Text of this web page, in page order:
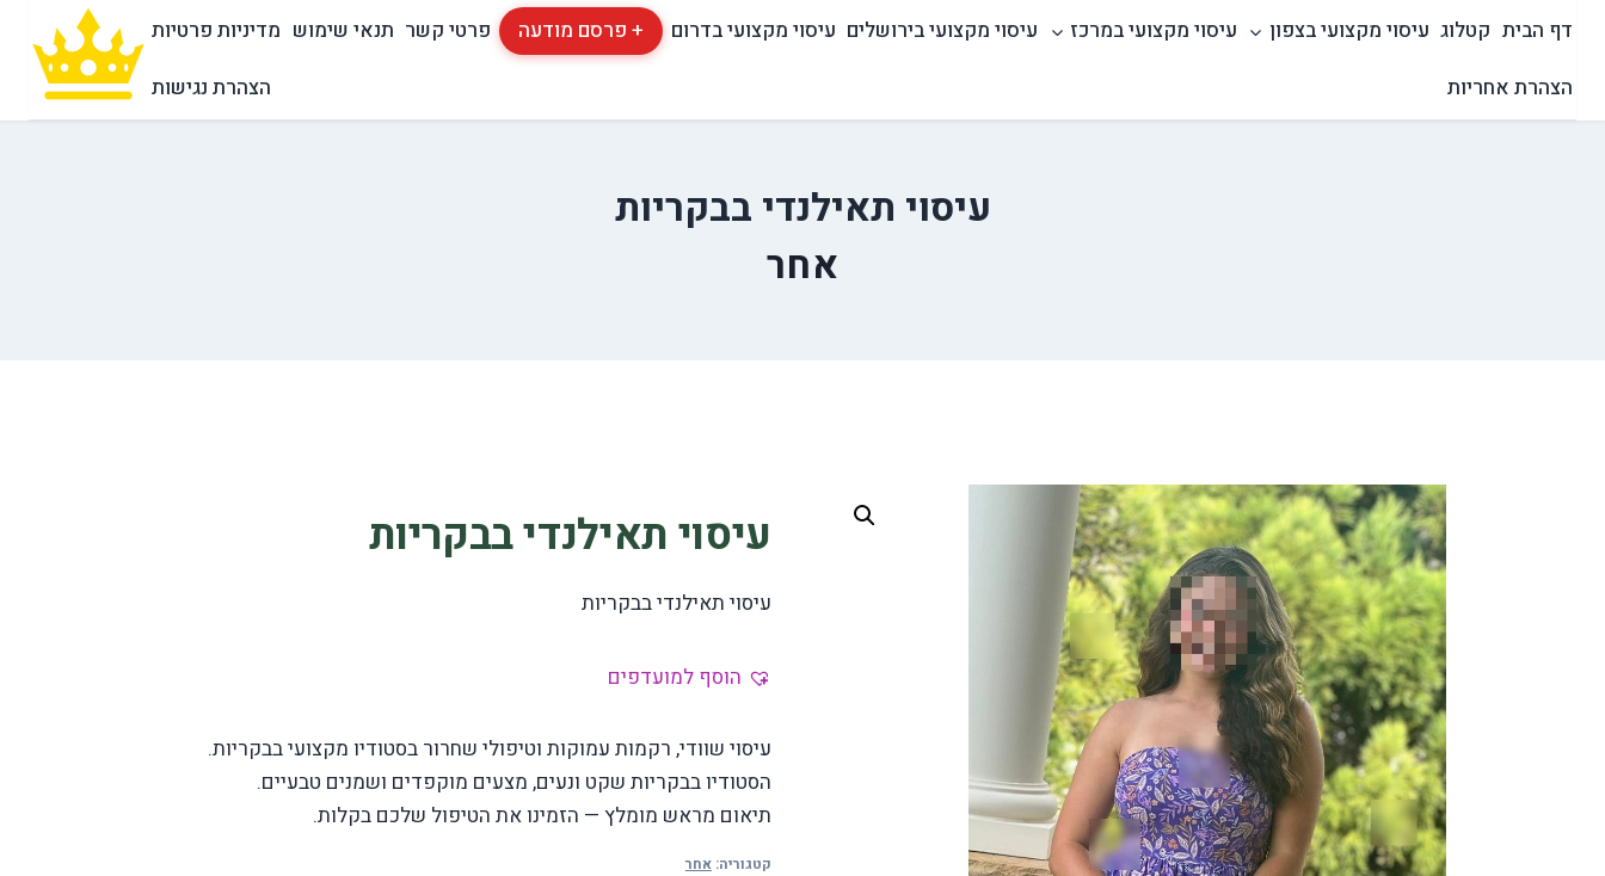
content
דף הבית קטלוג עיסוי מקצועי בצפון עיסוי מקצועי במרכז עיסוי מקצועי בירושלים עיסוי מקצועי בדרום + פרסם מודעה פרטי קשר תנאי שימוש מדיניות פרטיות
הצהרת אחריות
הצהרת נגישות
עיסוי תאילנדי בבקריות
אחר
עיסוי תאילנדי בבקריות
עיסוי תאילנדי בבקריות
הוסף למועדפים
עיסוי שוודי, רקמות עמוקות וטיפולי שחרור בסטודיו מקצועי בבקריות.
הסטודיו בבקריות שקט ונעים, מצעים מוקפדים ושמנים טבעיים.
תיאום מראש מומלץ — הזמינו את הטיפול שלכם בקלות.
קטגוריה:אחר